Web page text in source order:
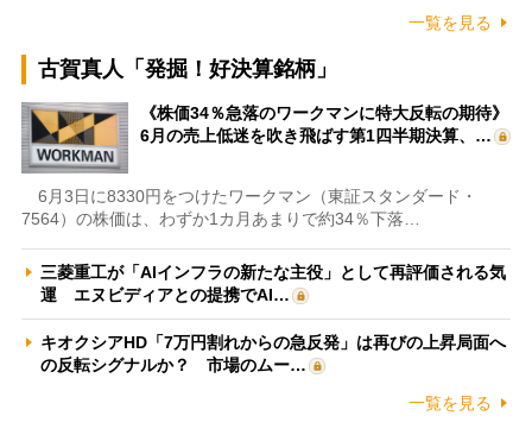
一覧を見る
古賀真人「発掘！好決算銘柄」
《株価34％急落のワークマンに特大反転の期待》
6月の売上低迷を吹き飛ばす第1四半期決算、…
6月3日に8330円をつけたワークマン（東証スタンダード・
7564）の株価は、わずか1カ月あまりで約34％下落…
三菱重工が「AIインフラの新たな主役」として再評価される気
運 エヌビディアとの提携でAI…
キオクシアHD「7万円割れからの急反発」は再びの上昇局面へ
の反転シグナルか？ 市場のムー…
一覧を見る